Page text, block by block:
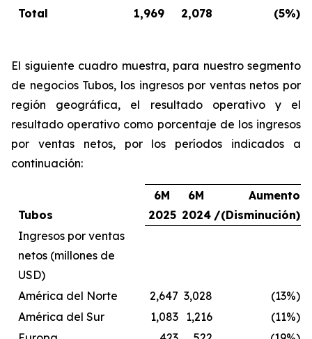
Total
1,969 2,078 (5%)
El siguiente cuadro muestra, para nuestro segmento
de negocios Tubos, los ingresos por ventas netos por
región geográfica, el resultado operativo y el
resultado operativo como porcentaje de los ingresos
por ventas netos, por los períodos indicados a
continuación:
Tubos
6M
2025
6M
2024
Aumento
/(Disminución)
Ingresos por ventas
netos (millones de
USD)
América del Norte
2,647 3,028
(13%)
América del Sur
1,083 1,216
(11%)